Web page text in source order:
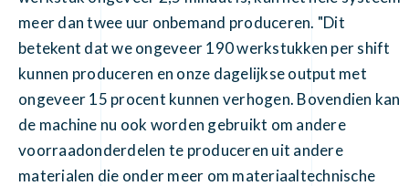
meer dan twee uur onbemand produceren. "Dit
betekent dat we ongeveer 190 werkstukken per shift
kunnen produceren en onze dagelijkse output met
ongeveer 15 procent kunnen verhogen. Bovendien kan
de machine nu ook worden gebruikt om andere
voorraadonderdelen te produceren uit andere
materialen die onder meer om materiaaltechnische